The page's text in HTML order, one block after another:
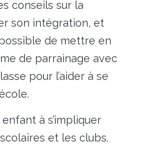
conseils sur la
son intégration, et
de mettre en
de parrainage avec
pour l’aider à se
à s’impliquer
et les clubs.